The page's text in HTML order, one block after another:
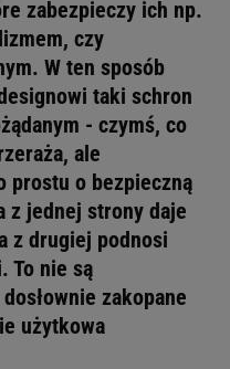
zabezpieczy ich np.
czy
W ten sposób
taki schron
- czymś, co
ale
prostu o bezpieczną
z jednej strony daje
z drugiej podnosi
To nie są
zakopane
użytkowa